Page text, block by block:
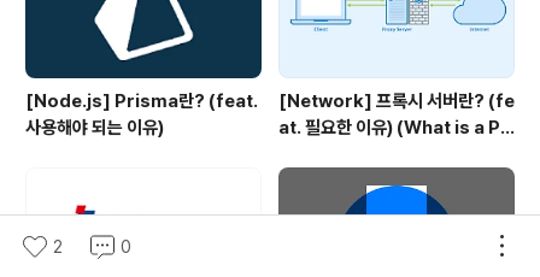
[Node.js] Prisma란? (feat.
사용해야 되는 이유)
[Network] 프록시 서버란? (fe
at. 필요한 이유) (What is a Pr
2 0